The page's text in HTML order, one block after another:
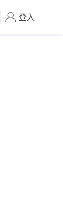
好食玩飛
登入